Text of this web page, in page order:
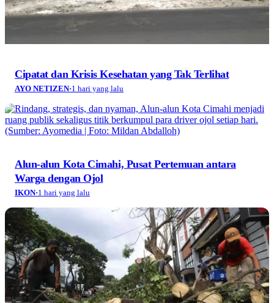
Cipatat dan Krisis Kesehatan yang Tak Terlihat
AYO NETIZEN·1 hari yang lalu
Alun-alun Kota Cimahi, Pusat Pertemuan antara
Warga dengan Ojol
IKON·1 hari yang lalu